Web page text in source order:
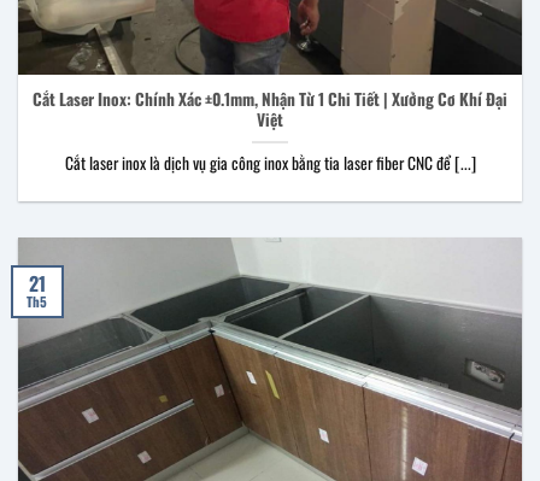
Cắt Laser Inox: Chính Xác ±0.1mm, Nhận Từ 1 Chi Tiết | Xưởng Cơ Khí Đại
Việt
Cắt laser inox là dịch vụ gia công inox bằng tia laser fiber CNC để [...]
21
Th5